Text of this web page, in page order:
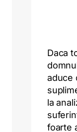
Daca
aduce
la
foarte